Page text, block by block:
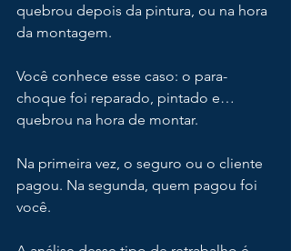
quebrou depois da pintura, ou na hora
da montagem.
Você conhece esse caso: o para-
choque foi reparado, pintado e…
quebrou na hora de montar.
Na primeira vez, o seguro ou o cliente
pagou. Na segunda, quem pagou foi
você.